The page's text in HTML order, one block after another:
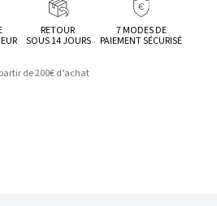
RETOUR
SOUS 14 JOURS
7 MODES DE
PAIEMENT SÉCURISÉ
de 200€ d’achat